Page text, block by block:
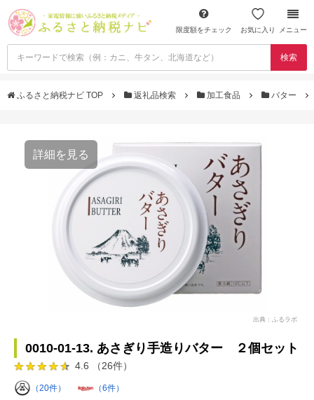
限度額をチェック お気に入り メニュー
検索
ふるさと納税ナビ TOP 返礼品検索 加工食品 バター
詳細を見る
出典：ふるラボ
0010-01-13. あさぎり手造りバター ２個セット
4.6 （26件）
（20件） （6件）